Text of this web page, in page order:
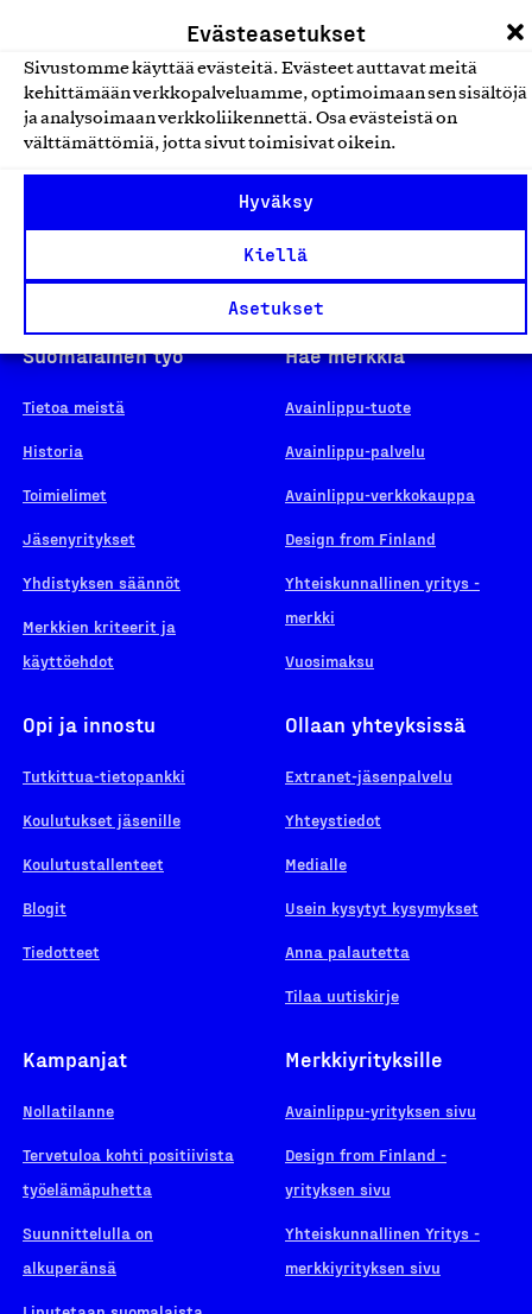
Evästeasetukset
Sivustomme käyttää evästeitä. Evästeet auttavat meitä
kehittämään verkkopalveluamme, optimoimaan sen sisältöjä
ja analysoimaan verkkoliikennettä. Osa evästeistä on
välttämättömiä, jotta sivut toimisivat oikein.
Hyväksy
Kiellä
Asetukset
Design From Finland
Yhteiskunnallinen Yritys -merkki
Suomalainen työ
Tietoa meistä
Historia
Toimielimet
Jäsenyritykset
Yhdistyksen säännöt
Merkkien kriteerit ja
käyttöehdot
Hae merkkiä
Avainlippu-tuote
Avainlippu-palvelu
Avainlippu-verkkokauppa
Design from Finland
Yhteiskunnallinen yritys -
merkki
Vuosimaksu
Opi ja innostu
Tutkittua-tietopankki
Koulutukset jäsenille
Koulutustallenteet
Blogit
Tiedotteet
Ollaan yhteyksissä
Extranet-jäsenpalvelu
Yhteystiedot
Medialle
Usein kysytyt kysymykset
Anna palautetta
Tilaa uutiskirje
Kampanjat
Nollatilanne
Tervetuloa kohti positiivista
työelämäpuhetta
Suunnittelulla on
alkuperänsä
Merkkiyrityksille
Avainlippu-yrityksen sivu
Design from Finland -
yrityksen sivu
Yhteiskunnallinen Yritys -
merkkiyrityksen sivu